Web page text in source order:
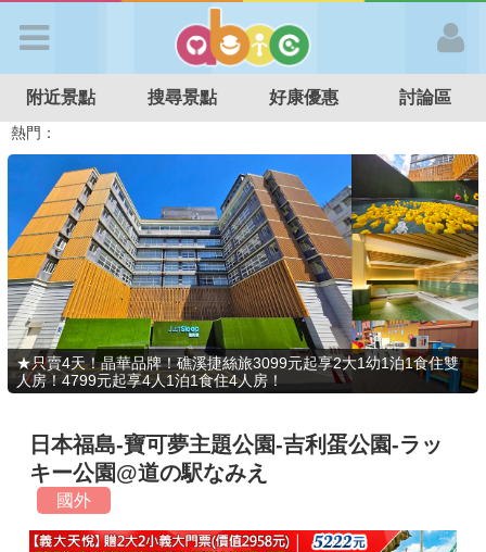
APP登入
首 頁
搜尋景點
好康優惠
最新消息
最新留言
商家合作
附近景點 搜尋景點 好康優惠 討論區
熱門：
特色遊戲場
親子住房優惠 台北親子餐廳 溫泉泡湯SPA
★只賣4天！晶華品牌！礁溪捷絲旅3099元起享2大1幼1泊1食住雙
人房！4799元起享4人1泊1食住4人房！
日本福島-寶可夢主題公園-吉利蛋公園-ラッ
キー公園@道の駅なみえ
國外